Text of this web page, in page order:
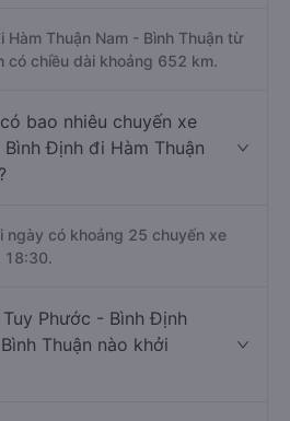
Thuận Nam - Bình Thuận từ
có chiều dài khoảng 652 km.
bao nhiêu chuyến xe
Định đi Hàm Thuận
ngày có khoảng 25 chuyến xe
18:30.
Phước - Bình Định
Thuận nào khởi